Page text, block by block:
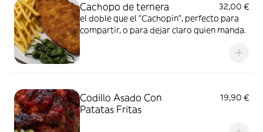
Cachopo de ternera
32,00 €
el doble que el "Cachopin", perfecto para
compartir, o para dejar claro quien manda.
Codillo Asado Con
Patatas Fritas
19,90 €